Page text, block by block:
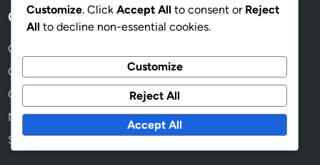
Catégories
Conception de publicité créative Display Advertising
Conformité et Règlementations de la Publicité Display
Gestion du Budget de Publicité Display
Mesures de performance de la publicité display
Segmentation de l'audience cible de la publicité display
Customize. Click Accept All to consent or Reject
All to decline non-essential cookies.
Customize
Reject All
Accept All